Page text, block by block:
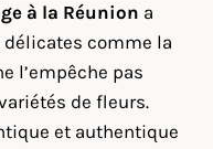
à la Réunion a
comme la
l’empêche pas
de fleurs.
et authentique